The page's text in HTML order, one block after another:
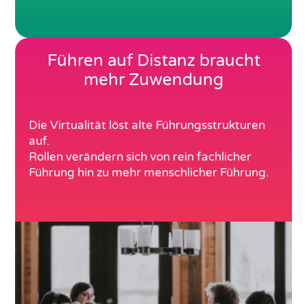
Führen auf Distanz braucht
mehr Zuwendung
Die Virtualität löst alte Führungsstrukturen
auf.
Rollen verändern sich von rein fachlicher
Führung hin zu mehr menschlicher Führung.